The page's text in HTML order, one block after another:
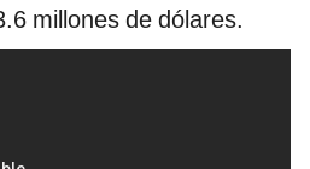
millones de dólares.